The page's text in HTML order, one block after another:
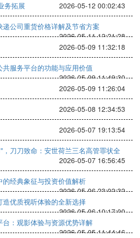
务拓展 2026-05-12 00:02:43
公司重货价格详解及节省方案
2026-05-11 12:21:28
2026-05-09 11:32:18
服务平台的功能与应用价值
2026-05-09 11:49:30
2026-05-09 11:26:04
2026-05-08 12:34:53
2026-05-07 19:13:54
，刀刀致命：安世荷兰三名高管罪状全
2026-05-07 16:56:45
经典象征与投资价值解析
2026-05-06 23:02:32
优质视听体验的全新选择
2026-05-06 10:17:00
：观影体验与资源优势详解
2026-05-05 11:44:46